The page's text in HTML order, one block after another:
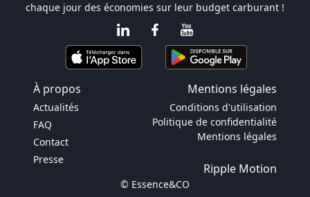
chaque jour des économies sur leur budget carburant !
À propos Mentions légales
Actualités
FAQ
Contact
Presse
Conditions d'utilisation
Politique de confidentialité
Mentions légales
Ripple Motion
© Essence&CO